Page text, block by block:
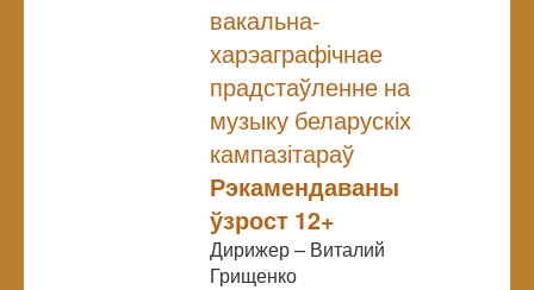
вакальна-
харэаграфічнае
прадстаўленне на
музыку беларускіх
кампазітараў
Рэкамендаваны
ўзрост 12+
Дирижер – Виталий
Грищенко